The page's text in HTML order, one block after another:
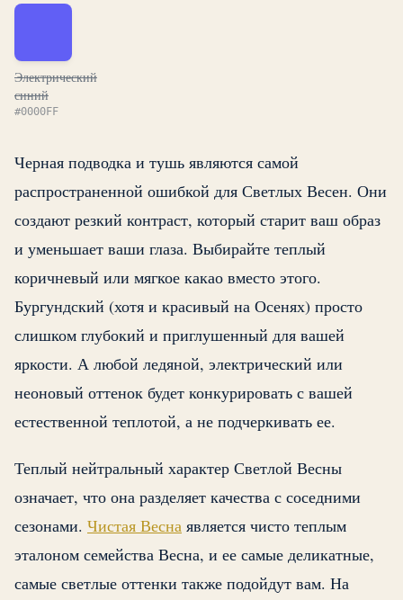
Электрический
синий
#0000FF
Черная подводка и тушь являются самой
распространенной ошибкой для Светлых Весен. Они
создают резкий контраст, который старит ваш образ
и уменьшает ваши глаза. Выбирайте теплый
коричневый или мягкое какао вместо этого.
Бургундский (хотя и красивый на Осенях) просто
слишком глубокий и приглушенный для вашей
яркости. А любой ледяной, электрический или
неоновый оттенок будет конкурировать с вашей
естественной теплотой, а не подчеркивать ее.
Теплый нейтральный характер Светлой Весны
означает, что она разделяет качества с соседними
сезонами. Чистая Весна является чисто теплым
эталоном семейства Весна, и ее самые деликатные,
самые светлые оттенки также подойдут вам. На